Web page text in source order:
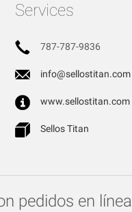
Services
787-787-9836
info@sellostitan.com
www.sellostitan.com
Sellos Titan
pedidos en línea